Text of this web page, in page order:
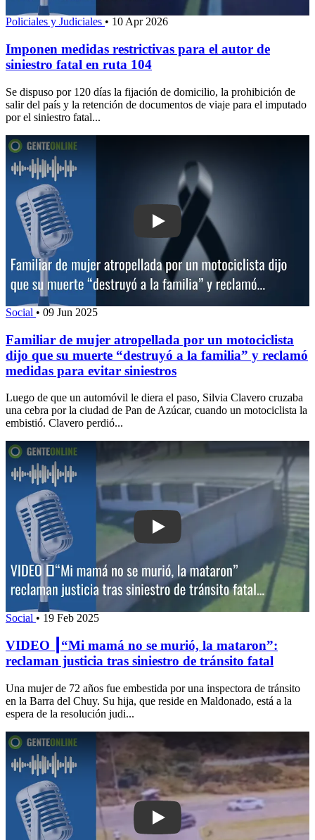
Policiales y Judiciales • 10 Apr 2026
Imponen medidas restrictivas para el autor de
siniestro fatal en ruta 104
Se dispuso por 120 días la fijación de domicilio, la prohibición de
salir del país y la retención de documentos de viaje para el imputado
por el siniestro fatal...
Play: Familiar de mujer atropellada
Social • 09 Jun 2025
Familiar de mujer atropellada por un motociclista
dijo que su muerte “destruyó a la familia” y reclamó
medidas para evitar siniestros
Luego de que un automóvil le diera el paso, Silvia Clavero cruzaba
una cebra por la ciudad de Pan de Azúcar, cuando un motociclista la
embistió. Clavero perdió...
Play: VIDEO ┃“Mi mamá no se
Social • 19 Feb 2025
VIDEO ┃“Mi mamá no se murió, la mataron”:
reclaman justicia tras siniestro de tránsito fatal
Una mujer de 72 años fue embestida por una inspectora de tránsito
en la Barra del Chuy. Su hija, que reside en Maldonado, está a la
espera de la resolución judi...
Play: Defensa del motociclista